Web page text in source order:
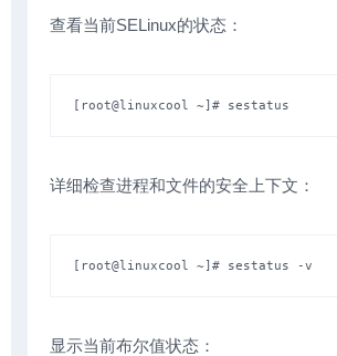
查看当前SELinux的状态：
[root@linuxcool ~]# sestatus
详细检查进程和文件的安全上下文：
[root@linuxcool ~]# sestatus -v
显示当前布尔值状态：